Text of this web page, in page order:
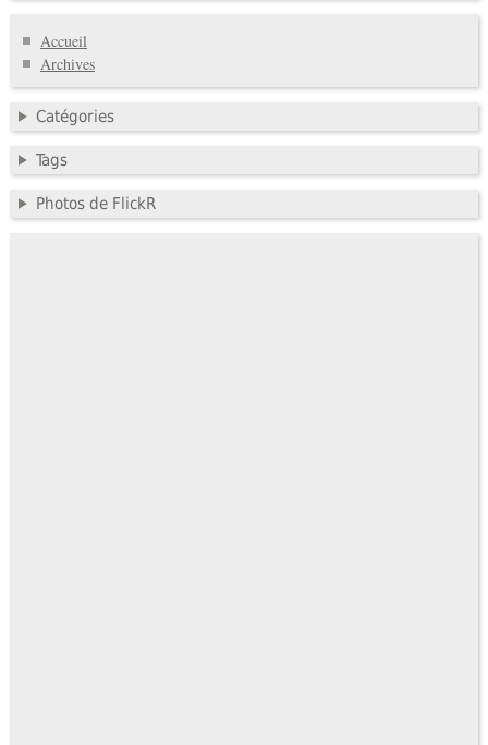
Accueil
Archives
Catégories
Tags
Photos de FlickR